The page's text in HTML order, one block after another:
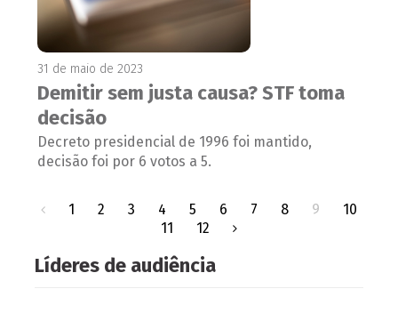
31 de maio de 2023
Demitir sem justa causa? STF toma
decisão
Decreto presidencial de 1996 foi mantido,
decisão foi por 6 votos a 5.
1 2 3 4 5 6 7 8 9
10
11
12
Líderes de audiência